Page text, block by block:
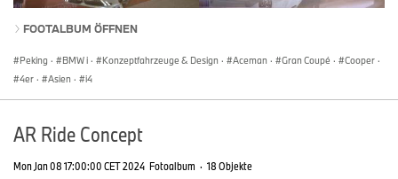
FOOTALBUM ÖFFNEN
Peking · BMW i · Konzeptfahrzeuge & Design · Aceman · Gran Coupé · Cooper ·
4er · Asien · i4
AR Ride Concept
Mon Jan 08 17:00:00 CET 2024 Fotoalbum · 18 Objekte